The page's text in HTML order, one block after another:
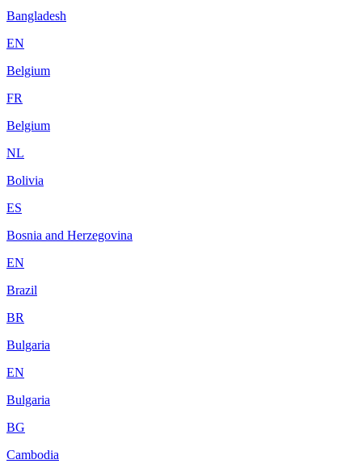
Bangladesh
EN
Belgium
FR
Belgium
NL
Bolivia
ES
Bosnia and Herzegovina
EN
Brazil
BR
Bulgaria
EN
Bulgaria
BG
Cambodia